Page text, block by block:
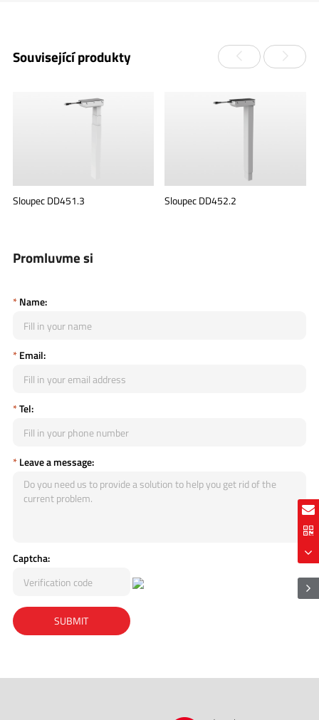
Související produkty
Sloupec DD451.3 Sloupec DD452.2
Promluvme si
*Name:
*Email:
*Tel:
*Leave a message:
Captcha: